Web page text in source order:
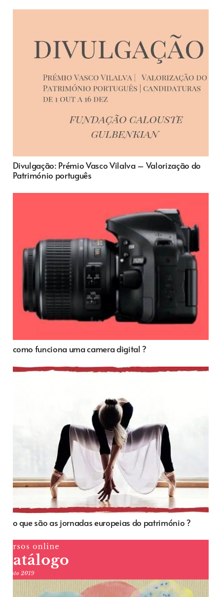
Divulgação: Prémio Vasco Vilalva – Valorização do
Património português
como funciona uma camera digital ?
o que são as jornadas europeias do património ?